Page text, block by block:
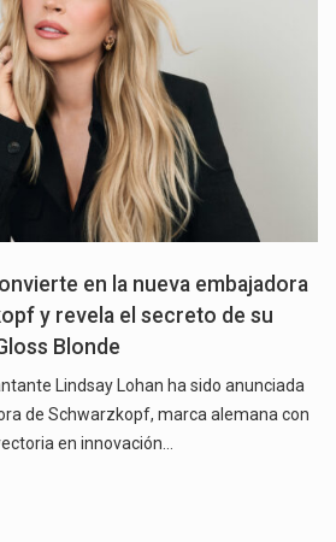
en la nueva embajadora
y revela el secreto de su
Blonde
Lindsay Lohan ha sido anunciada
de Schwarzkopf, marca alemana con
en innovación…